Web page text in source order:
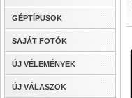
GÉPTÍPUSOK
SAJÁT FOTÓK
ÚJ VÉLEMÉNYEK
ÚJ VÁLASZOK